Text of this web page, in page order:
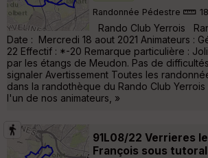
Randonnée Pédestre
Rando Club Yerrois
Date : Mercredi 18 aout 2021 Animateurs :
22 Effectif : *-20 Remarque particulière :
par les étangs de Meudon. Pas de
signaler Avertissement Toutes les
dans la randothèque du Rando Club
l'un de nos animateurs, »
91L08/22 Verrieres
François sous tutoral